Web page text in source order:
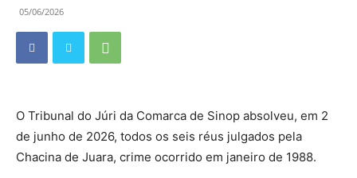
05/06/2026
O Tribunal do Júri da Comarca de Sinop absolveu, em 2
de junho de 2026, todos os seis réus julgados pela
Chacina de Juara, crime ocorrido em janeiro de 1988.